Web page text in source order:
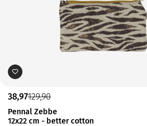
38,97129,90
Pennal Zebbe
12x22 cm - better cotton